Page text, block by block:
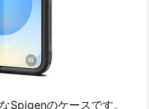
Spigenのケースです。